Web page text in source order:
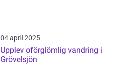
04 april 2025
Upplev oförglömlig vandring i
Grövelsjön